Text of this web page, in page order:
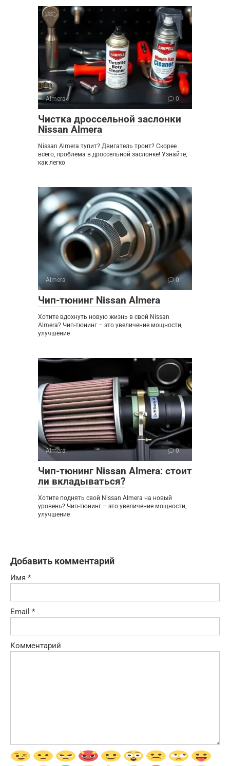
Almera 0
Чистка дроссельной заслонки
Nissan Almera
Nissan Almera тупит? Двигатель троит? Скорее
всего, проблема в дроссельной заслонке! Узнайте,
как легко
Almera 0
Чип-тюнинг Nissan Almera
Хотите вдохнуть новую жизнь в свой Nissan
Almera? Чип-тюнинг – это увеличение мощности,
улучшение
Almera 0
Чип-тюнинг Nissan Almera: стоит
ли вкладываться?
Хотите поднять свой Nissan Almera на новый
уровень? Чип-тюнинг – это увеличение мощности,
улучшение
Добавить комментарий
Имя *
Email *
Комментарий